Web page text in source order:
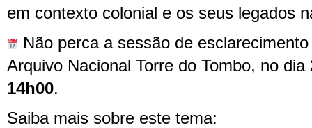
em contexto colonial e os seus legados
Não perca a sessão de
Arquivo Nacional Torre do Tombo, no dia
14h00.
Saiba mais sobre este tema: